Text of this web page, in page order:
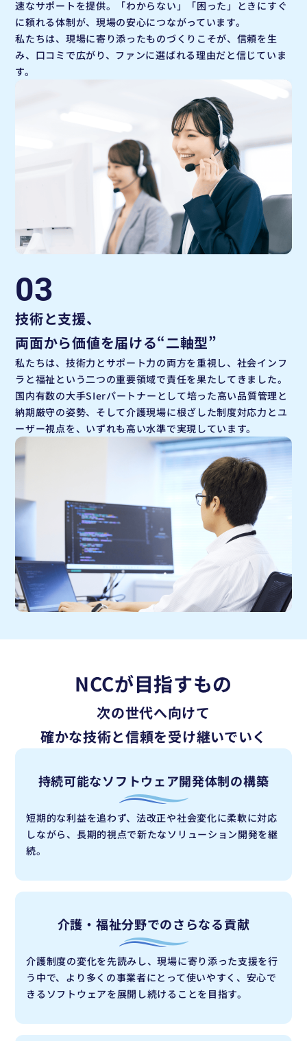
速なサポートを提供。「わからない」「困った」ときにすぐ
に頼れる体制が、現場の安心につながっています。
私たちは、現場に寄り添ったものづくりこそが、信頼を生
み、口コミで広がり、ファンに選ばれる理由だと信じていま
す。
03
技術と支援、
両面から価値を届ける“二軸型”
私たちは、技術力とサポート力の両方を重視し、社会インフ
ラと福祉という二つの重要領域で責任を果たしてきました。
国内有数の大手SIerパートナーとして培った高い品質管理と
納期厳守の姿勢、そして介護現場に根ざした制度対応力とユ
ーザー視点を、いずれも高い水準で実現しています。
NCCが目指すもの
次の世代へ向けて
確かな技術と信頼を受け継いでいく
持続可能なソフトウェア開発体制の構築
短期的な利益を追わず、法改正や社会変化に柔軟に対応
しながら、長期的視点で新たなソリューション開発を継
続。
介護・福祉分野でのさらなる貢献
介護制度の変化を先読みし、現場に寄り添った支援を行
う中で、より多くの事業者にとって使いやすく、安心で
きるソフトウェアを展開し続けることを目指す。